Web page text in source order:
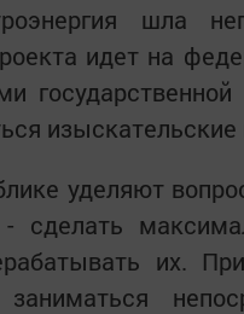
шла
идет на
уделяют
сделать
их.